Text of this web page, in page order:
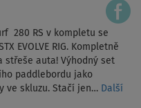
280 RS v kompletu se
EVOLVE RIG. Kompletně
střeše auta! Výhodný set
paddlebordu jako
ve skluzu. Stačí jen… Další